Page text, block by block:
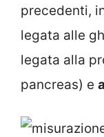
precedenti,
legata alle
legata alla
pancreas) e